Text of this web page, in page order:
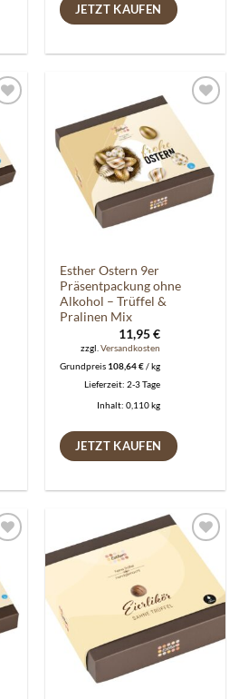
JETZT KAUFEN
Auf die
Wunschliste
Esther Ostern 9er
Präsentpackung ohne
Alkohol – Trüffel &
Pralinen Mix
11,95€
zzgl.Versandkosten
Grundpreis 108,64€/kg
Lieferzeit:2-3 Tage
Inhalt: 0,110kg
JETZT KAUFEN
Auf die
Wunschliste